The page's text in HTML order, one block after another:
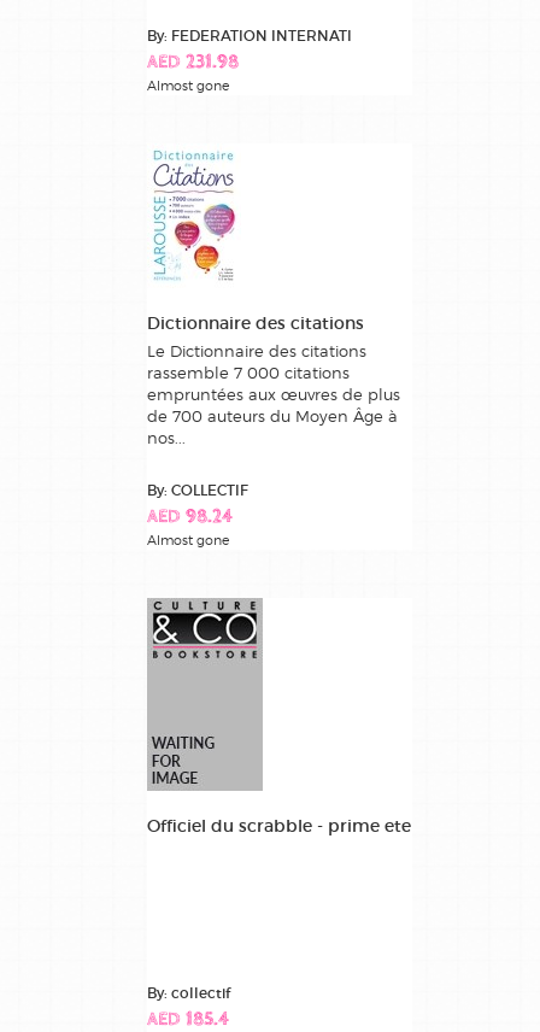
By: FEDERATION INTERNATI
AED 231.98
Almost gone
Dictionnaire des citations
Le Dictionnaire des citations
rassemble 7 000 citations
empruntées aux œuvres de plus
de 700 auteurs du Moyen Âge à
nos...
By: COLLECTIF
AED 98.24
Almost gone
Officiel du scrabble - prime ete
By: collectif
AED 185.4